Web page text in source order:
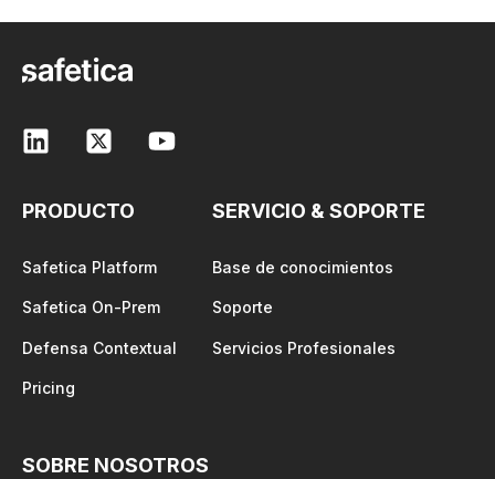
PRODUCTO
Safetica Platform
Safetica On-Prem
Defensa Contextual
Pricing
SERVICIO & SOPORTE
Base de conocimientos
Soporte
Servicios Profesionales
SOBRE NOSOTROS